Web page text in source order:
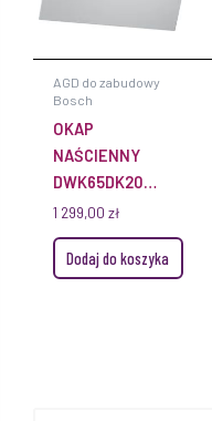
AGD do zabudowy
Bosch
OKAP
NAŚCIENNY
DWK65DK20
BOSCH SERIE 2
1 299,00 zł
Dodaj do koszyka